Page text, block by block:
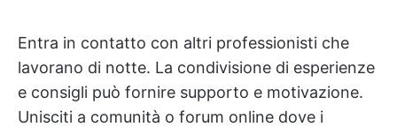
Entra in contatto con altri professionisti che
lavorano di notte. La condivisione di esperienze
e consigli può fornire supporto e motivazione.
Unisciti a comunità o forum online dove i